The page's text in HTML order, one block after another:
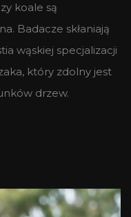
koale są
Badacze skłaniają
wąskiej specjalizacji
który zdolny jest
drzew.